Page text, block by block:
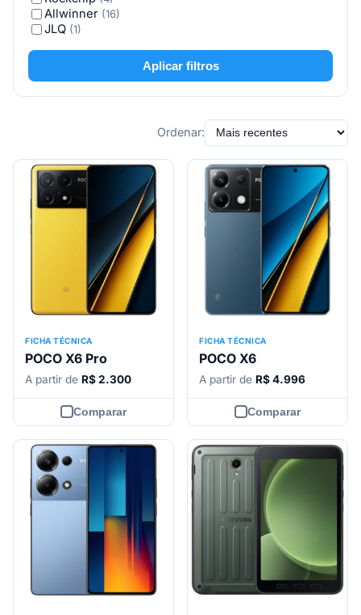
Allwinner (16)
JLQ (1)
Aplicar filtros
Ordenar:
FICHA TÉCNICA
POCO X6 Pro
A partir de R$ 2.300
Comparar
FICHA TÉCNICA
POCO X6
A partir de R$ 4.996
Comparar